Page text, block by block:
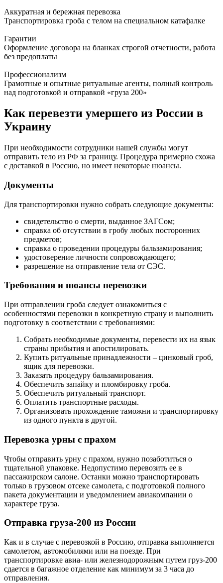
Аккуратная и бережная перевозка
Транспортировка гроба с телом на специальном катафалке
Гарантии
Оформление договора на бланках строгой отчетности, работа
без предоплаты
Профессионализм
Грамотные и опытные ритуальные агенты, полный контроль
над подготовкой и отправкой «груза 200»
Как перевезти умершего из России в
Украину
При необходимости сотрудники нашей службы могут
отправить тело из РФ за границу. Процедура примерно схожа
с доставкой в Россию, но имеет некоторые нюансы.
Документы
Для транспортировки нужно собрать следующие документы:
свидетельство о смерти, выданное ЗАГСом;
справка об отсутствии в гробу любых посторонних
предметов;
справка о проведении процедуры бальзамирования;
удостоверение личности сопровождающего;
разрешение на отправление тела от СЭС.
Требования и нюансы перевозки
При отправлении гроба следует ознакомиться с
особенностями перевозки в конкретную страну и выполнить
подготовку в соответствии с требованиями:
Собрать необходимые документы, перевести их на язык
страны прибытия и апостилировать.
Купить ритуальные принадлежности – цинковый гроб,
ящик для перевозки.
Заказать процедуру бальзамирования.
Обеспечить запайку и пломбировку гроба.
Обеспечить ритуальный транспорт.
Оплатить транспортные расходы.
Организовать прохождение таможни и транспортировку
из одного пункта в другой.
Перевозка урны с прахом
Чтобы отправить урну с прахом, нужно позаботиться о
тщательной упаковке. Недопустимо перевозить ее в
пассажирском салоне. Останки можно транспортировать
только в грузовом отсеке самолета, с подготовкой полного
пакета документации и уведомлением авиакомпании о
характере груза.
Отправка груза-200 из России
Как и в случае с перевозкой в Россию, отправка выполняется
самолетом, автомобилями или на поезде. При
транспортировке авиа- или железнодорожным путем груз-200
сдается в багажное отделение как минимум за 3 часа до
отправления.